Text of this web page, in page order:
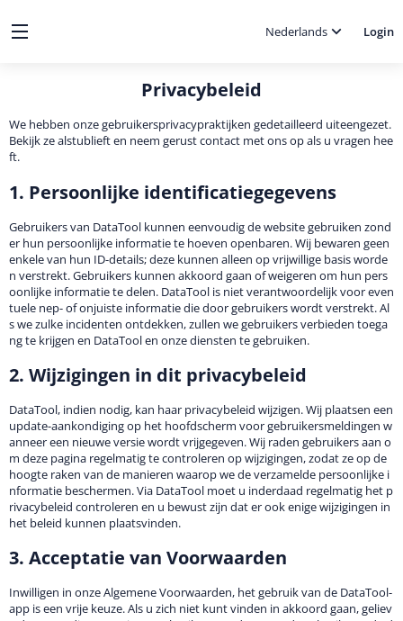
Nederlands Login
Privacybeleid
We hebben onze gebruikersprivacypraktijken gedetailleerd uiteengezet.
Bekijk ze alstublieft en neem gerust contact met ons op als u vragen hee
ft.
1. Persoonlijke identificatiegegevens
Gebruikers van DataTool kunnen eenvoudig de website gebruiken zond
er hun persoonlijke informatie te hoeven openbaren. Wij bewaren geen
enkele van hun ID-details; deze kunnen alleen op vrijwillige basis worde
n verstrekt. Gebruikers kunnen akkoord gaan of weigeren om hun pers
oonlijke informatie te delen. DataTool is niet verantwoordelijk voor even
tuele nep- of onjuiste informatie die door gebruikers wordt verstrekt. Al
s we zulke incidenten ontdekken, zullen we gebruikers verbieden toega
ng te krijgen en DataTool en onze diensten te gebruiken.
2. Wijzigingen in dit privacybeleid
DataTool, indien nodig, kan haar privacybeleid wijzigen. Wij plaatsen een
update-aankondiging op het hoofdscherm voor gebruikersmeldingen w
anneer een nieuwe versie wordt vrijgegeven. Wij raden gebruikers aan o
m deze pagina regelmatig te controleren op wijzigingen, zodat ze op de
hoogte raken van de manieren waarop we de verzamelde persoonlijke i
nformatie beschermen. Via DataTool moet u inderdaad regelmatig het p
rivacybeleid controleren en u bewust zijn dat er ook enige wijzigingen in
het beleid kunnen plaatsvinden.
3. Acceptatie van Voorwaarden
Inwilligen in onze Algemene Voorwaarden, het gebruik van de DataTool-
app is een vrije keuze. Als u zich niet kunt vinden in akkoord gaan, geliev